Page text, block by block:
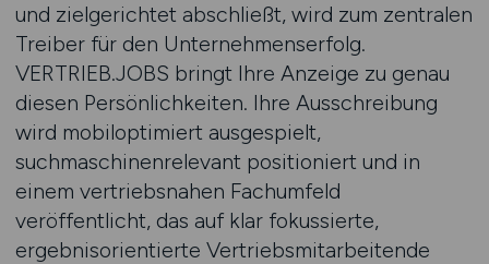
und zielgerichtet abschließt, wird zum zentralen
Treiber für den Unternehmenserfolg.
VERTRIEB.JOBS bringt Ihre Anzeige zu genau
diesen Persönlichkeiten. Ihre Ausschreibung
wird mobiloptimiert ausgespielt,
suchmaschinenrelevant positioniert und in
einem vertriebsnahen Fachumfeld
veröffentlicht, das auf klar fokussierte,
ergebnisorientierte Vertriebsmitarbeitende